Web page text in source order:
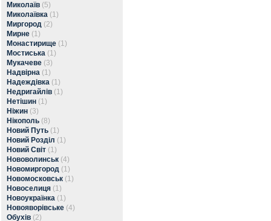
Миколаїв (5)
Миколаївка (1)
Миргород (2)
Мирне (1)
Монастирище (1)
Мостиська (1)
Мукачеве (3)
Надвірна (1)
Надеждівка (1)
Недригайлів (1)
Нетішин (1)
Ніжин (3)
Нікополь (8)
Новий Путь (1)
Новий Розділ (1)
Новий Світ (1)
Нововолинськ (4)
Новомиргород (1)
Новомосковськ (1)
Новоселиця (1)
Новоукраїнка (1)
Новояворівське (4)
Обухів (2)